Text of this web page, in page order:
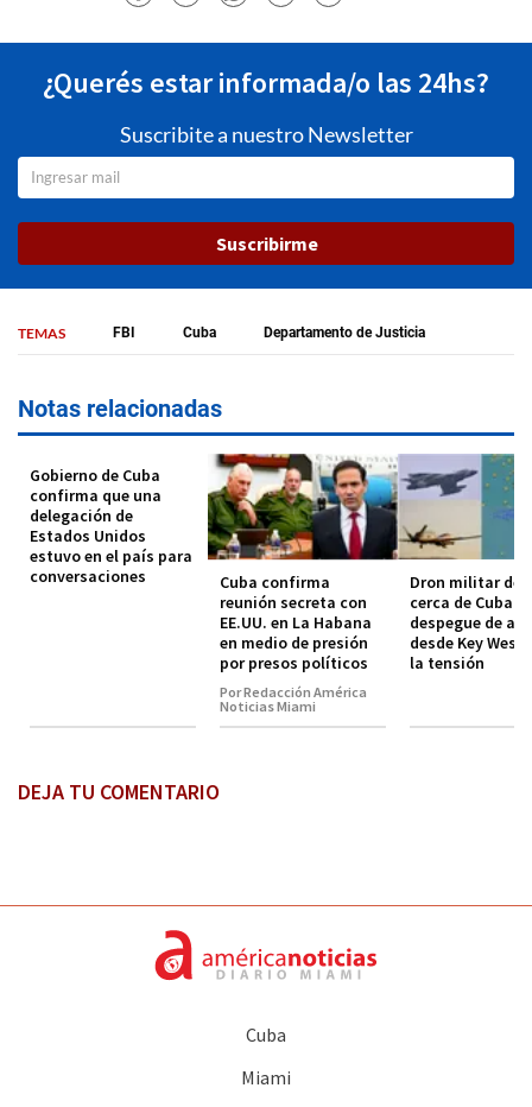
¿Querés estar informada/o las 24hs?
Suscribite a nuestro Newsletter
Suscribirme
TEMAS FBI Cuba Departamento de Justicia
Notas relacionadas
Gobierno de Cuba
confirma que una
delegación de
Estados Unidos
estuvo en el país para
conversaciones
Cuba confirma
reunión secreta con
EE.UU. en La Habana
en medio de presión
por presos políticos
Por Redacción América
Noticias Miami
Dron militar de
cerca de Cuba y
despegue de
desde Key West
la tensión
DEJA TU COMENTARIO
Cuba
Miami